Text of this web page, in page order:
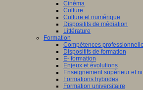
Cinéma
Culture
Culture et numérique
Dispositifs de médiation
Littérature
Formation
Compétences
Dispositifs de formation
E- formation
Enjeux et évolutions
Enseignement supérieur et
Formations hybrides
Formation universitaire